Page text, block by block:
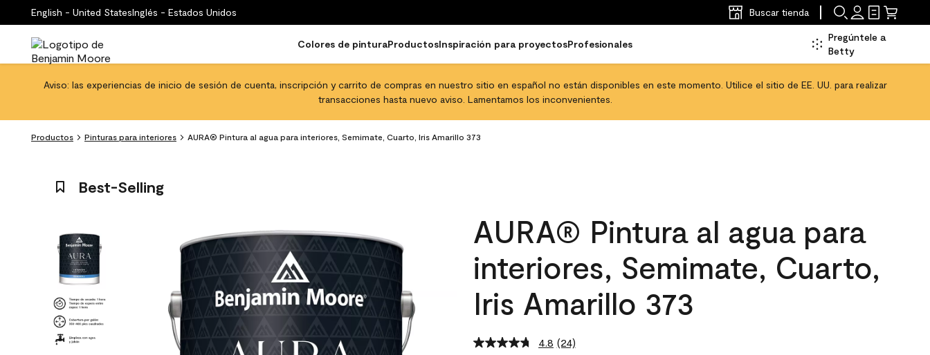
English - United StatesInglés - Estados Unidos Buscar tienda
Colores de pinturaProductosInspiración para proyectosProfesionales
Pregúntele a
Betty
Aviso: las experiencias de inicio de sesión de cuenta, inscripción y carrito de compras en nuestro sitio en español no están disponibles en este momento. Utilice el sitio de EE. UU. para realizar
transacciones hasta nuevo aviso. Lamentamos los inconvenientes.
Productos Pinturas para interiores AURA® Pintura al agua para interiores, Semimate, Cuarto, Iris Amarillo 373
Best-Selling
AURA® Pintura al agua para
interiores, Semimate, Cuarto,
Iris Amarillo 373
4.8 Read
(24)